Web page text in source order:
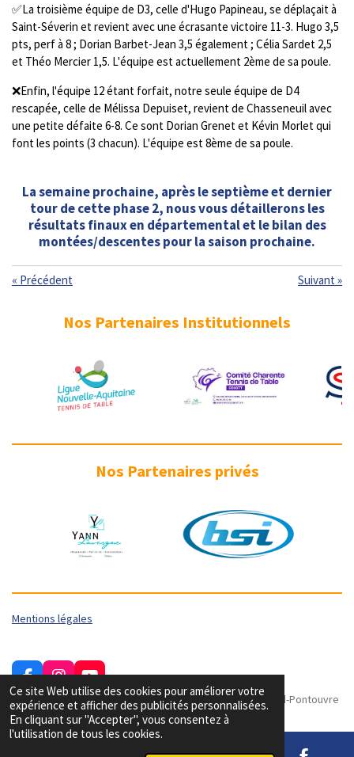
Ce site Web utilise des cookies pour améliorer votre
expérience et afficher des publicités personnalisées.
En cliquant sur "Accepter", vous consentez à
l'utilisation de tous les cookies.
✅La troisième équipe de D3, celle d'Hugo Papineau, se déplaçait à
Saint-Séverin et revient avec une écrasante victoire 11-3. Hugo 3,5
pts, perf à 8 ; Dorian Barbet-Jean 3,5 également ; Célia Sardet 2,5
et Théo Mercier 1,5. L'équipe est actuellement 2ème de sa poule.
❌Enfin, l'équipe 12 étant forfait, notre seule équipe de D4
rescapée, celle de Mélissa Depuiset, revient de Chasseneuil avec
une petite défaite 6-8. Ce sont Dorian Grenet et Kévin Morlet qui
font les points (3 chacun). L'équipe est 8ème de sa poule.
La semaine prochaine, après le septième et dernier
tour de cette phase 2, nous vous détaillerons les
résultats finaux en départemental et le bilan des
montées/descentes pour la saison prochaine.
« Précédent Suivant »
Nos Partenaires Institutionnels
Nos Partenaires privés
Mentions légales
a
c
e
b
n
s
t
a
o
u
T
u
© Copyright - Tous droits réservés | Tennis de Table Gond-Pontouvre